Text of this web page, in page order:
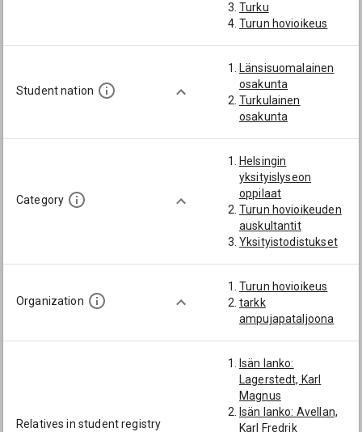
Turku
Turun hovioikeus
Student nation
Länsisuomalainen
osakunta
Turkulainen
osakunta
Category
Helsingin
yksityislyseon
oppilaat
Turun hovioikeuden
auskultantit
Yksityistodistukset
Organization
Turun hovioikeus
tarkk
ampujapataljoona
Relatives in student registry
Isän lanko:
Lagerstedt, Karl
Magnus
Isän lanko: Avellan,
Karl Fredrik